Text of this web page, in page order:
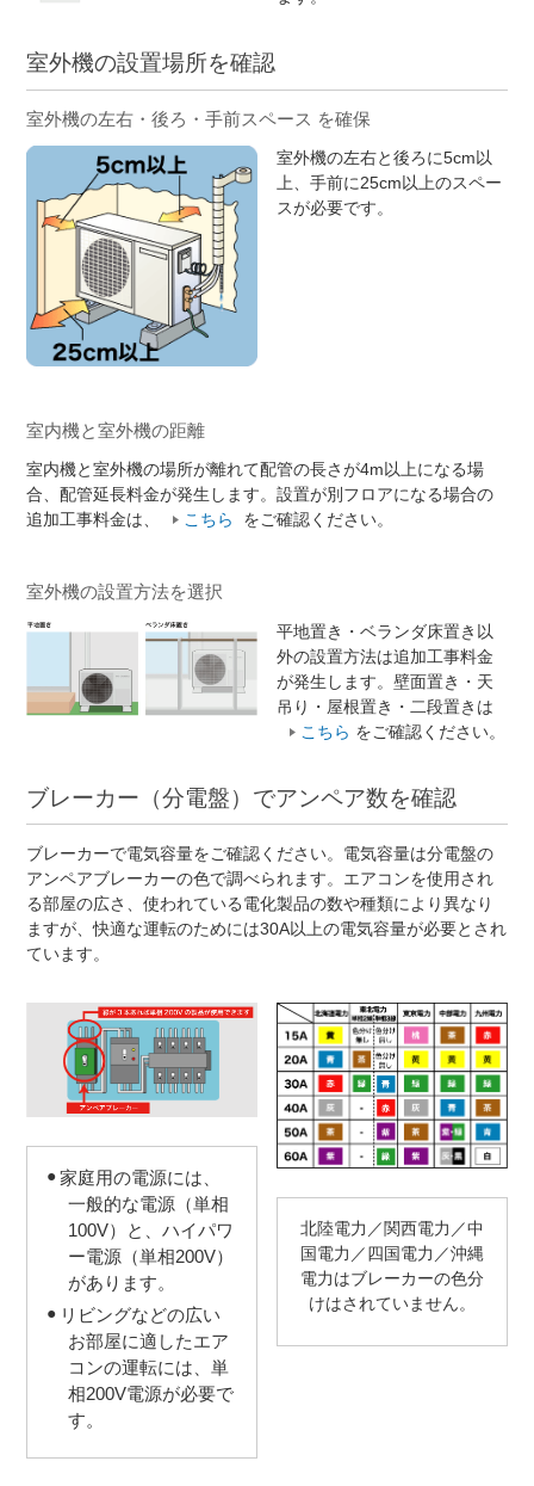
室外機の設置場所を確認
室外機の左右・後ろ・手前スペース を確保
室外機の左右と後ろに5cm以
上、手前に25cm以上のスペー
スが必要です。
室内機と室外機の距離
室内機と室外機の場所が離れて配管の長さが4m以上になる場
合、配管延長料金が発生します。設置が別フロアになる場合の
追加工事料金は、
こちら をご確認ください。
室外機の設置方法を選択
平地置き・ベランダ床置き以
外の設置方法は追加工事料金
が発生します。壁面置き・天
吊り・屋根置き・二段置きは
こちら をご確認ください。
ブレーカー（分電盤）でアンペア数を確認
ブレーカーで電気容量をご確認ください。電気容量は分電盤の
アンペアブレーカーの色で調べられます。エアコンを使用され
る部屋の広さ、使われている電化製品の数や種類により異なり
ますが、快適な運転のためには30A以上の電気容量が必要とされ
ています。
家庭用の電源には、
一般的な電源（単相
100V）と、ハイパワ
ー電源（単相200V）
があります。
リビングなどの広い
お部屋に適したエア
コンの運転には、単
相200V電源が必要で
す。
北陸電力／関西電力／中
国電力／四国電力／沖縄
電力はブレーカーの色分
けはされていません。